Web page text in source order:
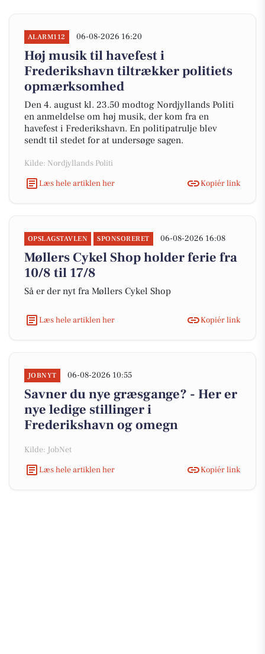
ALARM112 06-08-2026 16:20
Høj musik til havefest i
Frederikshavn tiltrækker politiets
opmærksomhed
Den 4. august kl. 23.50 modtog Nordjyllands Politi
en anmeldelse om høj musik, der kom fra en
havefest i Frederikshavn. En politipatrulje blev
sendt til stedet for at undersøge sagen.
Kilde: Nordjyllands Politi
Læs hele artiklen her
Kopiér link
OPSLAGSTAVLEN SPONSORERET 06-08-2026 16:08
Møllers Cykel Shop holder ferie fra
10/8 til 17/8
Så er der nyt fra Møllers Cykel Shop
Læs hele artiklen her Kopiér link
JOBNYT 06-08-2026 10:55
Savner du nye græsgange? - Her er
nye ledige stillinger i
Frederikshavn og omegn
Kilde: JobNet
Læs hele artiklen her
Kopiér link